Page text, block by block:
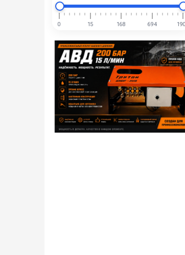
0 15 168 694